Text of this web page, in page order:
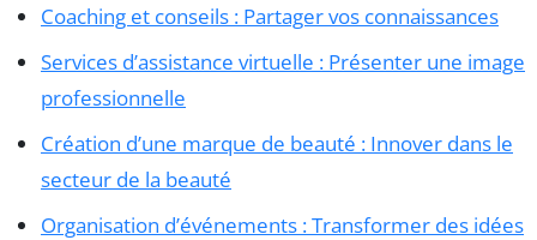
Coaching et conseils : Partager vos connaissances
Services d’assistance virtuelle : Présenter une image
professionnelle
Création d’une marque de beauté : Innover dans le
secteur de la beauté
Organisation d’événements : Transformer des idées